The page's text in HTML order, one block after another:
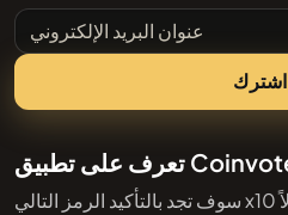
عنوان البريد الإلكتروني
اشترك